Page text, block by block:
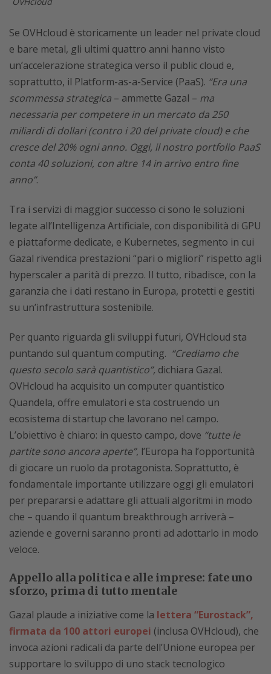
Se OVHcloud è storicamente un leader nel private cloud
e bare metal, gli ultimi quattro anni hanno visto
un’accelerazione strategica verso il public cloud e,
soprattutto, il Platform-as-a-Service (PaaS). “Era una
scommessa strategica – ammette Gazal – ma
necessaria per competere in un mercato da 250
miliardi di dollari (contro i 20 del private cloud) e che
cresce del 20% ogni anno. Oggi, il nostro portfolio PaaS
conta 40 soluzioni, con altre 14 in arrivo entro fine
anno”.
Tra i servizi di maggior successo ci sono le soluzioni
legate all’Intelligenza Artificiale, con disponibilità di GPU
e piattaforme dedicate, e Kubernetes, segmento in cui
Gazal rivendica prestazioni “pari o migliori” rispetto agli
hyperscaler a parità di prezzo. Il tutto, ribadisce, con la
garanzia che i dati restano in Europa, protetti e gestiti
su un’infrastruttura sostenibile.
Per quanto riguarda gli sviluppi futuri, OVHcloud sta
puntando sul quantum computing. “Crediamo che
questo secolo sarà quantistico”, dichiara Gazal.
OVHcloud ha acquisito un computer quantistico
Quandela, offre emulatori e sta costruendo un
ecosistema di startup che lavorano nel campo.
L’obiettivo è chiaro: in questo campo, dove “tutte le
partite sono ancora aperte”, l’Europa ha l’opportunità
di giocare un ruolo da protagonista. Soprattutto, è
fondamentale importante utilizzare oggi gli emulatori
per prepararsi e adattare gli attuali algoritmi in modo
che – quando il quantum breakthrough arriverà –
aziende e governi saranno pronti ad adottarlo in modo
veloce.
Appello alla politica e alle imprese: fate uno
sforzo, prima di tutto mentale
Gazal plaude a iniziative come la lettera “Eurostack”,
firmata da 100 attori europei (inclusa OVHcloud), che
invoca azioni radicali da parte dell’Unione europea per
supportare lo sviluppo di uno stack tecnologico